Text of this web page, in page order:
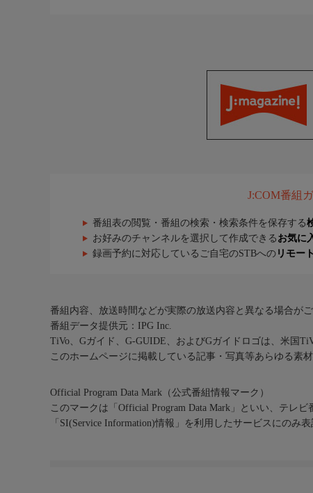
J:COM番組
番組表の閲覧・番組の検索・検索条件を保存する
お好みのチャンネルを選択して作成できる お気に
録画予約に対応しているご自宅のSTBへの リモー
番組内容、放送時間などが実際の放送内容と異なる場合がご
番組データ提供元：IPG Inc.
TiVo、Gガイド、G-GUIDE、およびGガイドロゴは、米国
このホームページに掲載している記事・写真等あらゆる素
Official Program Data Mark（公式番組情報マーク）
このマークは「Official Program Data Mark」といい、テレビ
「SI(Service Information)情報」を利用したサービスにのみ